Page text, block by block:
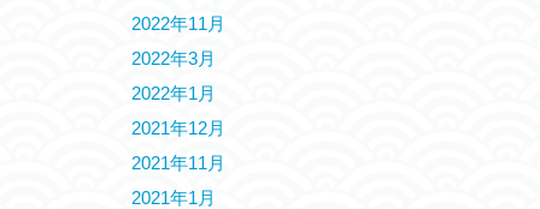
2022年11月
2022年3月
2022年1月
2021年12月
2021年11月
2021年1月